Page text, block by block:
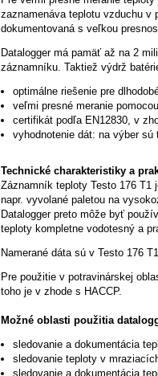
zaznamenáva teplotu vzduchu v
dokumentovaná s veľkou
Datalogger má pamäť až na 2
záznamníku. Taktiež výdrž
optimálne riešenie pre
veľmi presné meranie
certifikát podľa EN12830, v
vyhodnotenie dát: na výber
Technické charakteristiky a
Záznamník teploty Testo 176 T1
napr. vyvolané paletou na
Datalogger preto môže byť
teploty kompletne vodotesný a
Namerané dáta sú v Testo 176
Pre použitie v potravinárskej
toho je v zhode s HACCP.
Možné oblasti použitia
sledovanie a dokumentácia
sledovanie teploty v
sledovanie a dokumentácia